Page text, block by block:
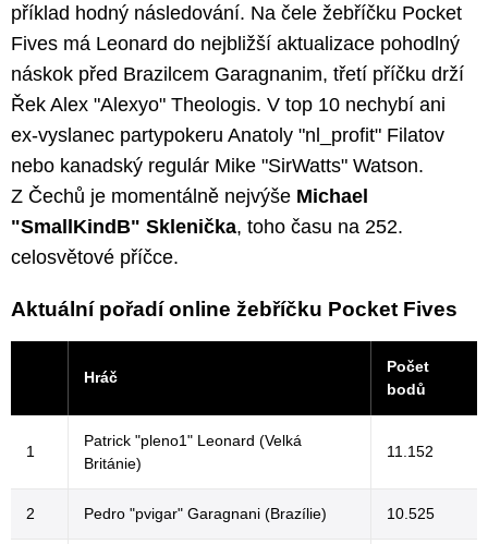
příklad hodný následování. Na čele žebříčku Pocket
Fives má Leonard do nejbližší aktualizace pohodlný
náskok před Brazilcem Garagnanim, třetí příčku drží
Řek Alex "Alexyo" Theologis. V top 10 nechybí ani
ex-vyslanec partypokeru Anatoly "nl_profit" Filatov
nebo kanadský regulár Mike "SirWatts" Watson.
Z Čechů je momentálně nejvýše Michael
"SmallKindB" Sklenička, toho času na 252.
celosvětové příčce.
Aktuální pořadí online žebříčku Pocket Fives
Hráč
Počet
bodů
1
Patrick "pleno1" Leonard (Velká
Británie)
11.152
2 Pedro "pvigar" Garagnani (Brazílie) 10.525